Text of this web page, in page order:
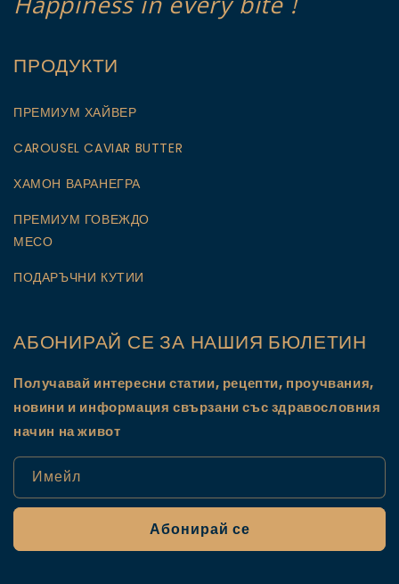
ПРОДУКТИ
ПРЕМИУМ ХАЙВЕР
CAROUSEL CAVIAR BUTTER
ХАМОН ВАРАНЕГРА
ПРЕМИУМ ГОВЕЖДО
МЕСО
ПОДАРЪЧНИ КУТИИ
АБОНИРАЙ СЕ ЗА НАШИЯ БЮЛЕТИН
Получавай интересни статии, рецепти, проучвания,
новини и информация свързани със здравословния
начин на живот
Имейл
Абонирай се